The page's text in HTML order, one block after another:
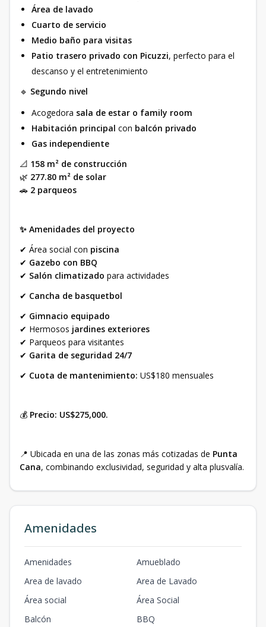
Área de lavado
Cuarto de servicio
Medio baño para visitas
Patio trasero privado con Picuzzi, perfecto para el
descanso y el entretenimiento
🔹 Segundo nivel
Acogedora sala de estar o family room
Habitación principal con balcón privado
Gas independiente
📐 158 m² de construcción
🌿 277.80 m² de solar
🚗 2 parqueos
✨ Amenidades del proyecto
✔ Área social con piscina
✔ Gazebo con BBQ
✔ Salón climatizado para actividades
✔ Cancha de basquetbol
✔ Gimnacio equipado
✔ Hermosos jardines exteriores
✔ Parqueos para visitantes
✔ Garita de seguridad 24/7
✔ Cuota de mantenimiento: US$180 mensuales
💰 Precio: US$275,000.
📍 Ubicada en una de las zonas más cotizadas de Punta
Cana, combinando exclusividad, seguridad y alta plusvalía.
Amenidades
Amenidades
Amueblado
Area de lavado
Area de Lavado
Área social
Área Social
Balcón
BBQ